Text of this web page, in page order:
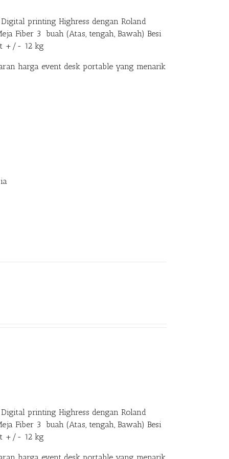
printing Highress dengan Roland
Fiber 3 buah (Atas, tengah, Bawah) Besi
+/- 12 kg
harga event desk portable yang menarik
printing Highress dengan Roland
Fiber 3 buah (Atas, tengah, Bawah) Besi
+/- 12 kg
harga event desk portable yang menarik